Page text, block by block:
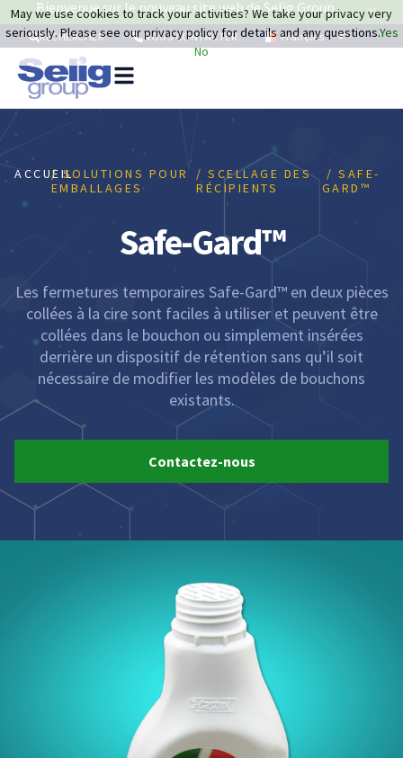
Bienvenue sur le nouveau site web de Selig Group
RECHERCHER NOUS CONTACTER Français
ACCUEIL/ SOLUTIONS POUR
EMBALLAGES
/ SCELLAGE DES
RÉCIPIENTS
/ SAFE-
GARD™
Safe-Gard™
Les fermetures temporaires Safe-Gard™ en deux pièces
collées à la cire sont faciles à utiliser et peuvent être
collées dans le bouchon ou simplement insérées
derrière un dispositif de rétention sans qu’il soit
nécessaire de modifier les modèles de bouchons
existants.
Contactez-nous
May we use cookies to track your activities? We take your privacy very
seriously. Please see our privacy policy for details and any questions.Yes
No